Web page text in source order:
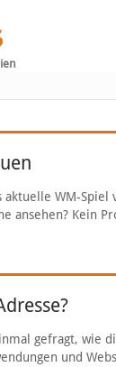
aktuelle WM-Spiel
ansehen? Kein
gefragt, wie
und